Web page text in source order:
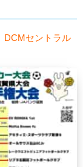
DCMセントラル